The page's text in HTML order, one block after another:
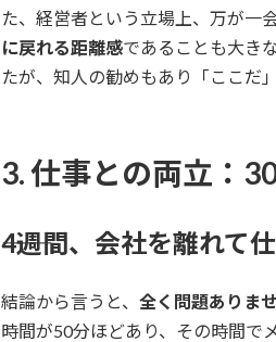
た、経営者という立場上、万が一
に戻れる距離感であることも大き
たが、知人の勧めもあり「ここだ
3. 仕事との両立：
――4週間、会社を離れ
結論から言うと、 全く問題ありま
時間が50分ほどあり、その時間で